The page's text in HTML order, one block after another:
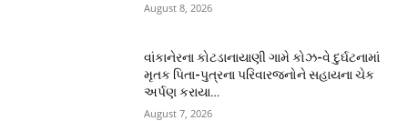
August 8, 2026
વાંકાનેરના કોટડાનાયાણી ગામે કોઝ-વે દુર્ઘટનામાં
મૃતક પિતા-પુત્રના પરિવારજનોને સહાયના ચેક
અર્પણ કરાયા…
August 7, 2026